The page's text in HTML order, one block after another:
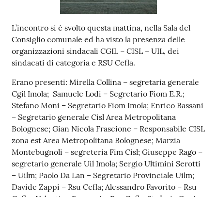
L’incontro si è svolto questa mattina, nella Sala del
Consiglio comunale ed ha visto la presenza delle
organizzazioni sindacali CGIL – CISL – UIL, dei
sindacati di categoria e RSU Cefla.
Erano presenti: Mirella Collina – segretaria generale
Cgil Imola; Samuele Lodi – Segretario Fiom E.R.;
Stefano Moni – Segretario Fiom Imola; Enrico Bassani
– Segretario generale Cisl Area Metropolitana
Bolognese; Gian Nicola Frascione – Responsabile CISL
zona est Area Metropolitana Bolognese; Marzia
Montebugnoli – segreteria Fim Cisl; Giuseppe Rago –
segretario generale Uil Imola; Sergio Ultimini Serotti
– Uilm; Paolo Da Lan – Segretario Provinciale Uilm;
Davide Zappi – Rsu Cefla; Alessandro Favorito – Rsu